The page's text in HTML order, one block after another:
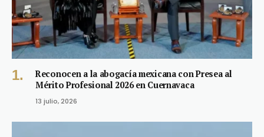
Reconocen a la abogacía mexicana con Presea al
Mérito Profesional 2026 en Cuernavaca
13 julio, 2026